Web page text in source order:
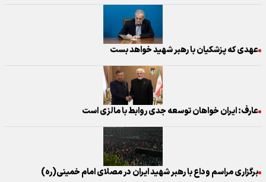
عهدی که پزشکیان با رهبر شهید خواهد بست
عارف: ایران خواهان توسعه جدی روابط با مالزی است
برگزاری مراسم وداع با رهبر شهید ایران در مصلای امام خمینی(ره)